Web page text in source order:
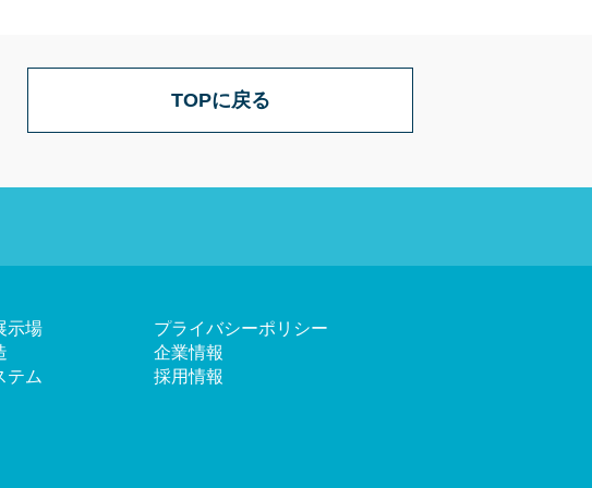
TOPに戻る
示場
テム
プライバシーポリシー
企業情報
採用情報